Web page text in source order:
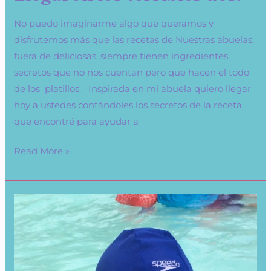
No puedo imaginarme algo que queramos y
disfrutemos más que las recetas de Nuestras abuelas,
fuera de deliciosas, siempre tienen ingredientes
secretos que no nos cuentan pero que hacen el todo
de los platillos. Inspirada en mi abuela quiero llegar
hoy a ustedes contándoles los secretos de la receta
que encontré para ayudar a
Read More »
Bajo
el
Agua
los